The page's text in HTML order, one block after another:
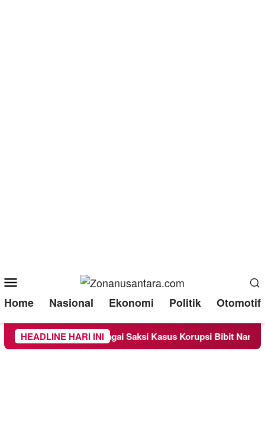
Menu
Home Nasional Ekonomi Politik Otomotif
HEADLINE HARI INI
Diperiksa Sebagai Saksi Kasus Korupsi Bibit Nanas Sulsel